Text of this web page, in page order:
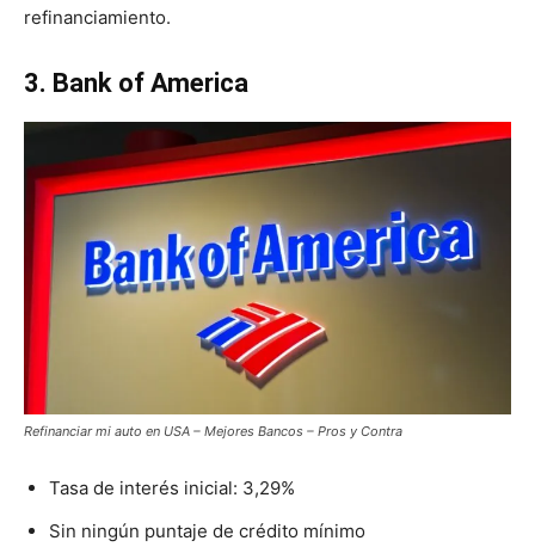
refinanciamiento.
3. Bank of America
Refinanciar mi auto en USA – Mejores Bancos – Pros y Contra
Tasa de interés inicial: 3,29%
Sin ningún puntaje de crédito mínimo